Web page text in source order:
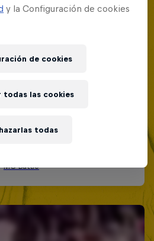
y la Configuración de cookies
de cookies
todas
todas las cookies